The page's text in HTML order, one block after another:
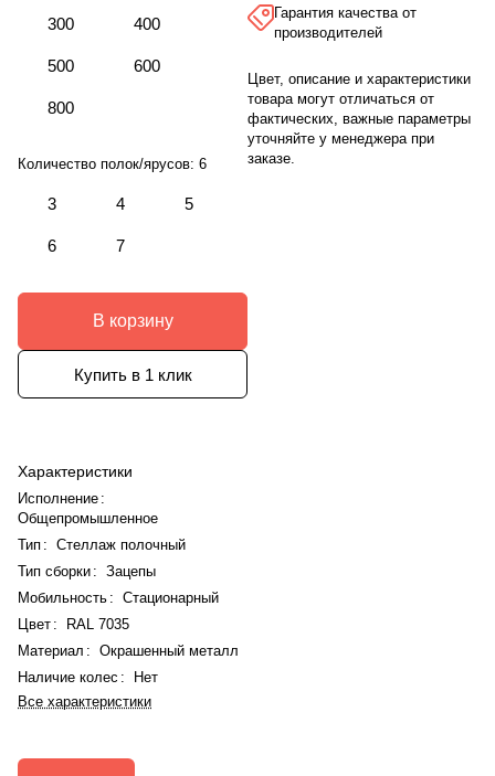
300 400
500 600
800
Количество полок/ярусов: 6
3 4 5
6 7
В корзину
Купить в 1 клик
Характеристики
Исполнение :
Общепромышленное
Тип : Стеллаж полочный
Тип сборки: Зацепы
Мобильность : Стационарный
Цвет :
RAL 7035
Материал : Окрашенный металл
Наличие колес :
Нет
Все характеристики
Гарантия качества от
производителей
Цвет, описание и характеристики
товара могут отличаться от
фактических, важные параметры
уточняйте у менеджера при
заказе.